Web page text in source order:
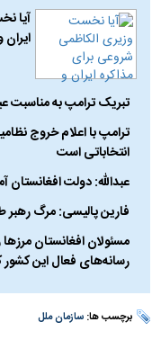
آیا
تبریک ترامپ به مناسبت
ترامپ با اعلام خروج
انتخاباتی است
عبدالله: دولت افغانستان
فارین پالیسی: مرگ رهبر
مسئولان افغانستان
رسانه‌های فعال این کشور
برچسب ها:سازمان ملل